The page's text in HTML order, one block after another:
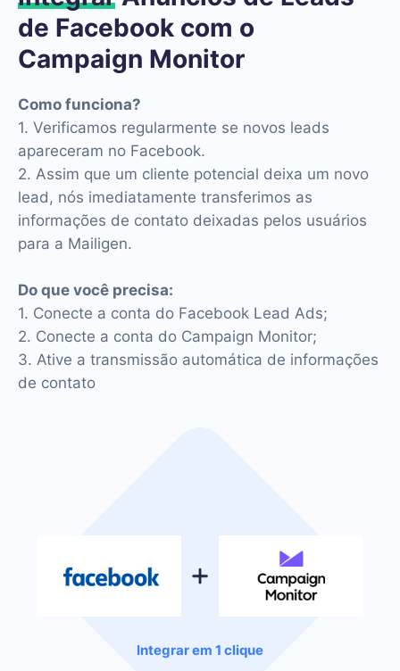
Integrar em 1 clique
de Facebook com o
Campaign Monitor
Como funciona?
1. Verificamos regularmente se novos leads
apareceram no Facebook.
2. Assim que um cliente potencial deixa um novo
lead, nós imediatamente transferimos as
informações de contato deixadas pelos usuários
para a Mailigen.
Do que você precisa:
1. Conecte a conta do Facebook Lead Ads;
2. Conecte a conta do Campaign Monitor;
3. Ative a transmissão automática de informações
de contato